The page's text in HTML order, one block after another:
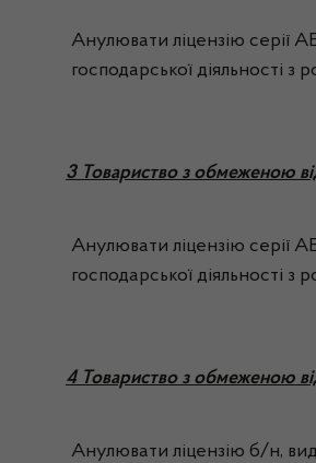
Анулювати ліцензію серії
господарської діяльності з
3 Товариство з обмеженою
Анулювати ліцензію серії
господарської діяльності з
4 Товариство з обмеженою
Анулювати ліцензію б/н,